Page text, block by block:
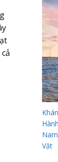
Vặt